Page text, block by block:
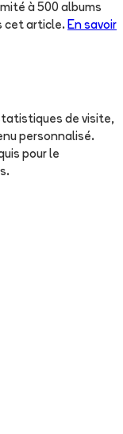
à 500 albums
cet article. En savoir
de visite,
personnalisé.
pour le